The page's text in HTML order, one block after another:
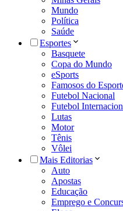
Mundo
Política
Saúde
Esportes
Basquete
Copa do Mundo
eSports
Famosos do
Futebol Nacional
Futebol
Lutas
Motor
Tênis
Vôlei
Mais Editorias
Auto
Apostas
Educação
Emprego e